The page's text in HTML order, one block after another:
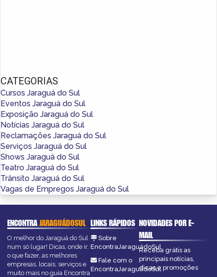
CATEGORIAS
Cursos Jaraguá do Sul
Eventos Jaraguá do Sul
Exposição Jaraguá do Sul
Notícias Jaraguá do Sul
Reclamações Jaraguá do Sul
Serviços Jaraguá do Sul
Shows Jaraguá do Sul
Teatro Jaraguá do Sul
Trânsito Jaraguá do Sul
Vagas de Empregos Jaraguá do Sul
ENCONTRAJARAGUÁDOSUL
O melhor do Jaraguá do Sul
num só lugar! Dicas, onde ir,
o que fazer, as melhores
empresas, locais, serviços e
muito mais no guia Encontra
LINKS RÁPIDOS
Sobre
EncontraJaraguádoSul
Fale com o
EncontraJaraguádoSul
NOVIDADES POR E-
MAIL
Receba grátis as
principais notícias,
dicas e promoções